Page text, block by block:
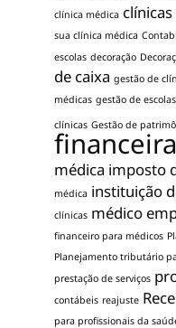
clínica médica
sua clínica médica
escolas decoração
de caixa gestão de
médicas gestão de escolas
clínicas Gestão de
financeira
médica imposto
médica instituição
clínicas médico
financeiro para médicos
Planejamento tributário
prestação de serviços
contábeis reajuste
para profissionais da